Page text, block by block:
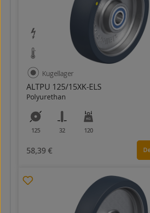
ALTPU 125/15XK-ELS
Polyurethan
Kugellager
125 32 120
58,39 €